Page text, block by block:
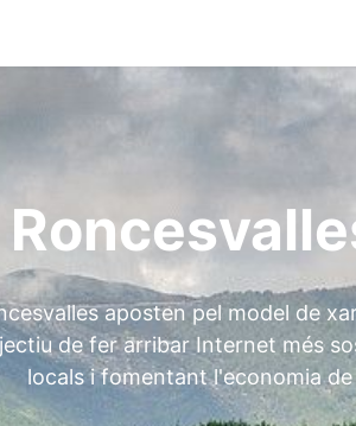
aposten pel model de
de fer arribar Internet més
locals i fomentant l'economia